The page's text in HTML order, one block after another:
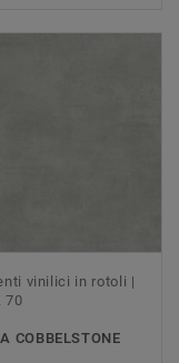
vinilici in rotoli |
70
COBBELSTONE